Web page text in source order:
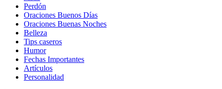
Perdón
Oraciones Buenos Días
Oraciones Buenas Noches
Belleza
Tips caseros
Humor
Fechas Importantes
Artículos
Personalidad